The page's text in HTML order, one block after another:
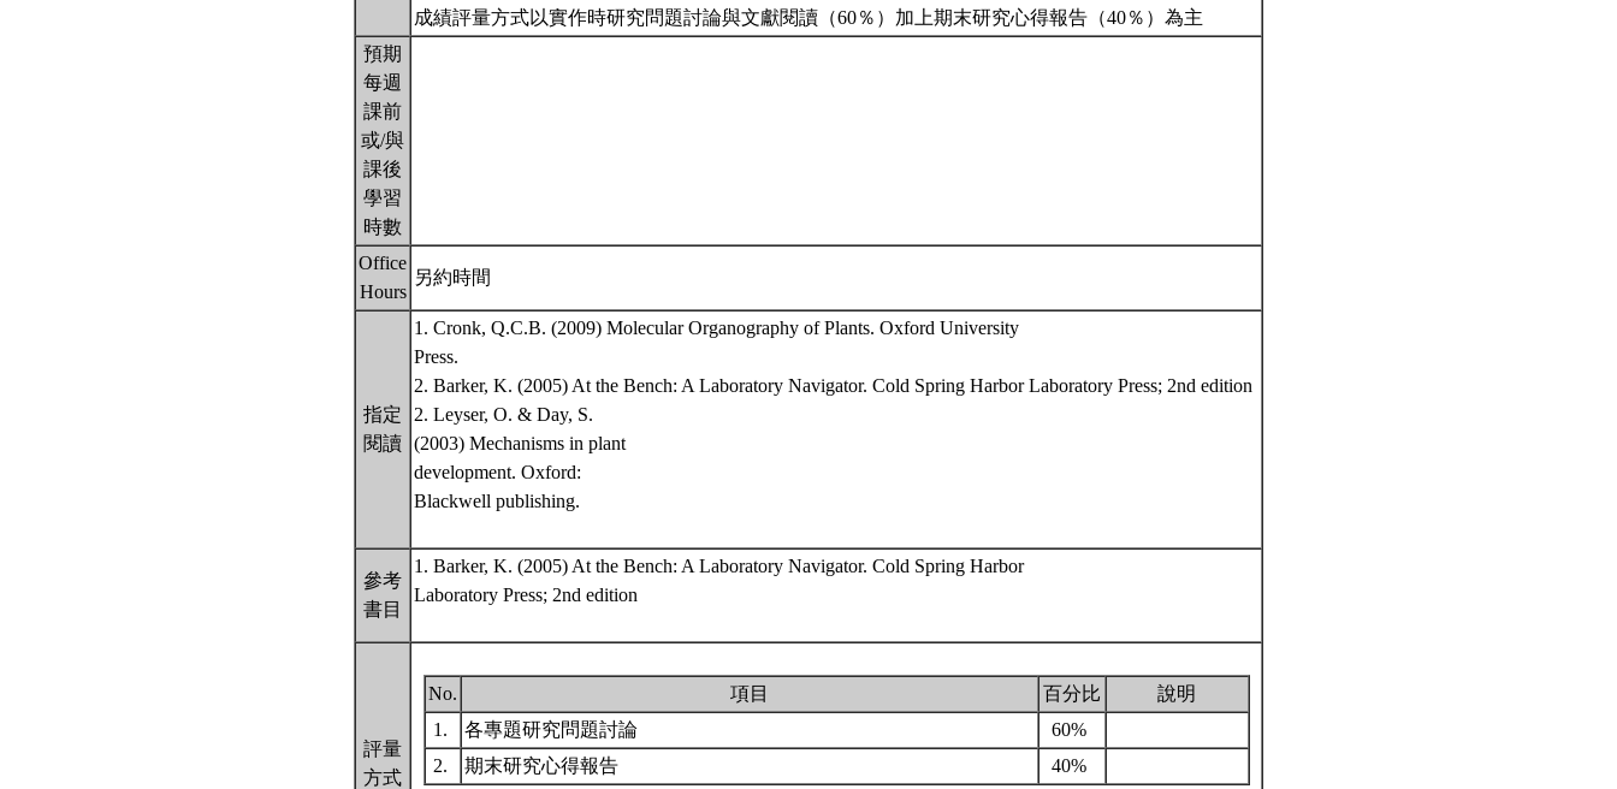
成績評量方式以實作時研究問題討論與文獻閱讀（60％）加上期末研究心得報告（40％）為主
預期
每週
課前
或/與
課後
學習
時數
Office
Hours
另約時間
指定
閱讀
1. Cronk, Q.C.B. (2009) Molecular Organography of Plants. Oxford University
Press.
2. Barker, K. (2005) At the Bench: A Laboratory Navigator. Cold Spring Harbor Laboratory Press; 2nd edition
2. Leyser, O. & Day, S.
(2003) Mechanisms in plant
development. Oxford:
Blackwell publishing.
參考
書目
1. Barker, K. (2005) At the Bench: A Laboratory Navigator. Cold Spring Harbor
Laboratory Press; 2nd edition
評量
方式
No. 項目 百分比
說明
1.
各專題研究問題討論
60%
2.
期末研究心得報告 40%